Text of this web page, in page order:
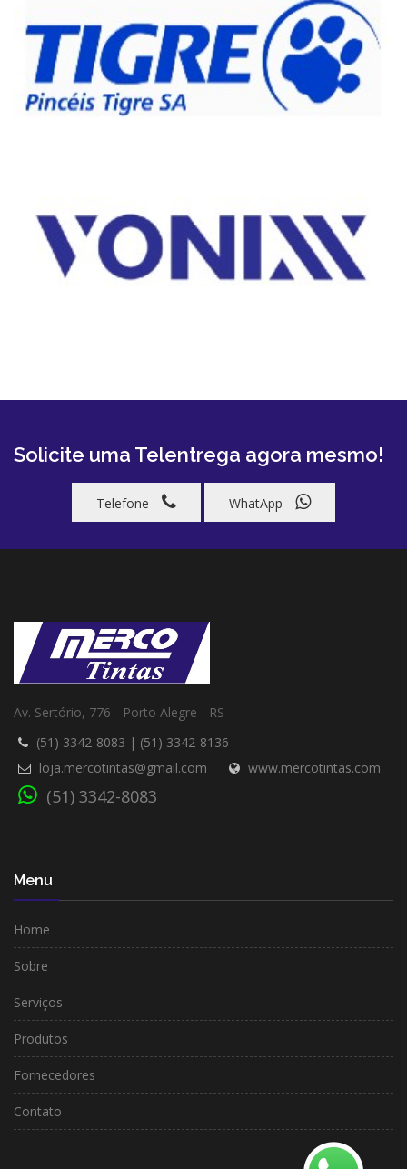
Solicite uma Telentrega agora mesmo!
Telefone WhatApp
Av. Sertório, 776 - Porto Alegre - RS
(51) 3342-8083 | (51) 3342-8136
loja.mercotintas@gmail.com
www.mercotintas.com
(51) 3342-8083
Menu
Home
Sobre
Serviços
Produtos
Fornecedores
Contato